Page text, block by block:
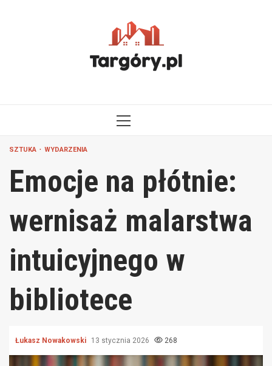
MENU
SZTUKA WYDARZENIA
Emocje na płótnie:
wernisaż malarstwa
intuicyjnego w
bibliotece
Łukasz Nowakowski 13 stycznia 2026 268